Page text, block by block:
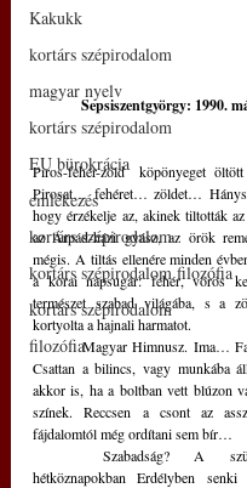
Kakukk
kortárs szépirodalom
magyar nyelv
kortárs szépirodalom
EU bürokrácia
emlékezés
kortárs szépirodalom
kortárs szépirodalom filozófia
kortárs szépirodalom
filozófia
Sepsiszentgyörgy: 1990.
Piros-fehér-zöld  köpönyeget öltött
Pirosat… fehéret… zöldet…
hogy érzékelje az, akinek tiltották
az Árpád-házi gyász, az örök
mégis. A tiltás ellenére minden
a korai napsugár: fehér, vörös
természet szabad világába, s a
kortyolta a hajnali harmatot.
	Magyar Himnusz. Ima… Fakadj dalra, imára!
Csattan a bilincs, vagy munkába
akkor is, ha a boltban vett blúzon
színek. Reccsen a csont az
fájdalomtól még ordítani sem bír…
hétköznapokban Erdélyben